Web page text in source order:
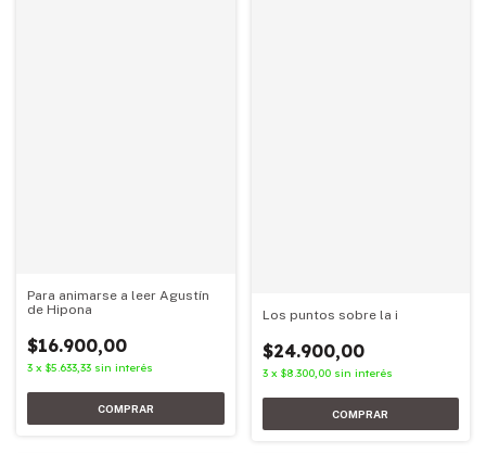
Para animarse a leer Agustín
de Hipona
$16.900,00
3 x $5.633,33 sin interés
Los puntos sobre la i
$24.900,00
3 x $8.300,00 sin interés